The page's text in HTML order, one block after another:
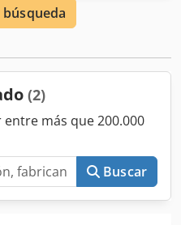
de biela con
y muñequillas de bancada
acoplamiento uniforme. Se
las dimensiones y la
El componente ha sido
para asegurar la correcta
Especificaciones
Atasx Ak Der Motor:
bancada:
195 mm) Diámetro
(2)
más que 200.000
Buscar